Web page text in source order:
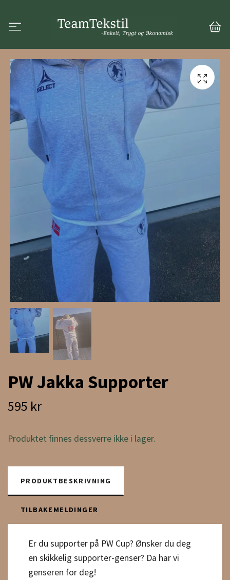
PW Jakka Supporter
595 kr
Produktet finnes dessverre ikke i lager.
PRODUKTBESKRIVNING
TILBAKEMELDINGER
Er du supporter på PW Cup? Ønsker du deg
en skikkelig supporter-genser? Da har vi
genseren for deg!